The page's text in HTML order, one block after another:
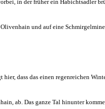
in der früher ein Habichtsadler
und auf eine Schmirgelmine.
dass das einen regenreichen
ab. Das ganze Tal hinunter